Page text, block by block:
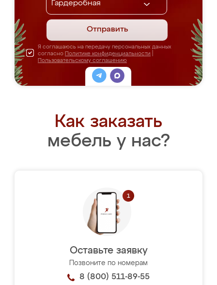
Отправить
Я соглашаюсь на передачу персональных данных
согласно Политике конфиденциальности
Пользовательскому соглашению
Как заказать
мебель у нас?
Оставьте заявку
Позвоните по номерам
8 (800) 511-89-55